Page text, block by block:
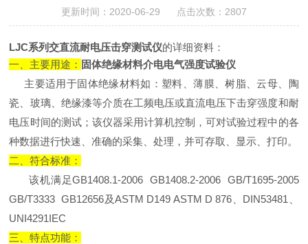
更新时间：2020-06-29 点击次数：2807
LJC系列交直流耐电压击穿测试仪的详细资料：
一、主要用途： 固体绝缘材料介电电气强度试验仪
主要适用于固体绝缘材料如：塑料、薄膜、树脂、云母、陶
瓷、玻璃、绝缘漆等介质在工频电压或直流电压下击穿强度和耐
电压时间的测试；该仪器采用计算机控制，可对试验过程中的各
种数据进行快速、准确的采集、处理，并可存取、显示、打印。
二、符合标准：
该机满足GB1408.1-2006 GB1408.2-2006 GB/T1695-2005
GB/T3333 GB12656及ASTM D149 ASTM D 876、DIN53481、
UNI4291IEC
三、特点功能：